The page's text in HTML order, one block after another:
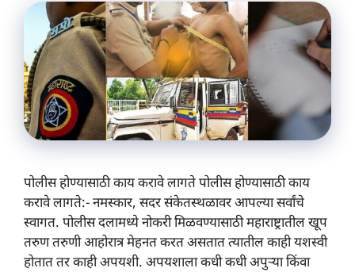
पोलीस होण्यासाठी काय करावे लागते पोलीस होण्यासाठी काय
करावे लागते:- नमस्कार, सदर संकेतस्थळावर आपल्या सर्वांचे
स्वागत. पोलीस दलामध्ये नोकरी मिळवण्यासाठी महाराष्ट्रातील खूप
तरुण तरुणी आहोरात्र मेहनत करत असतात त्यातील काही यशस्वी
होतात तर काही अपयशी. अपयशाला कधी कधी अपुऱ्या किंवा